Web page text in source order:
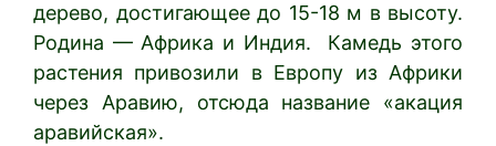
дерево, достигающее до 15-18 м в высоту.
Родина — Африка и Индия. Камедь этого
растения привозили в Европу из Африки
через Аравию, отсюда название «акация
аравийская».